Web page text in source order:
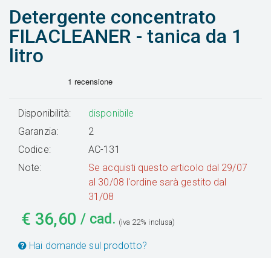
Detergente concentrato
FILACLEANER - tanica da 1
litro
Disponibilità:
disponibile
Garanzia:
2
Codice:
AC-131
Note:
Se acquisti questo articolo dal 29/07
al 30/08 l'ordine sarà gestito dal
31/08
€ 36,60 / cad. (iva 22% inclusa)
Hai domande sul prodotto?